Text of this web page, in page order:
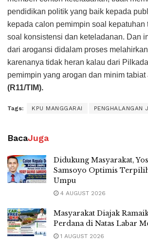
pendidikan politik yang baik kepada
kepada calon pemimpin soal kepatuhan
soal konsistensi dan keteladanan. Dan
dari arogansi didalam proses
karenanya tidak heran kalau dari
pemimpin yang arogan dan minim
(R11/TIM).
Tags: KPU MANGGARAI PENGHALANGAN
BacaJuga
Didukung Masyarakat,
Samsoyo Optimis
Umpu
4 AUGUST 2026
Masyarakat Diajak
Perdana di Natas Labar
1 AUGUST 2026